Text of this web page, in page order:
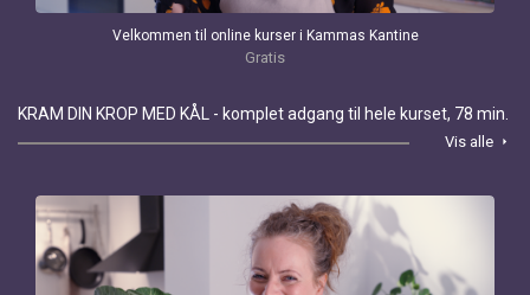
Velkommen til online kurser i Kammas Kantine
Gratis
KRAM DIN KROP MED KÅL - komplet adgang til hele kurset, 78 min.
Vis alle arrow_right